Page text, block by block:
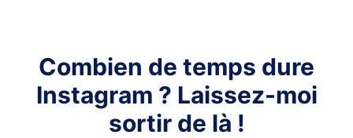
Combien de temps dure
Instagram ? Laissez-moi
sortir de là !